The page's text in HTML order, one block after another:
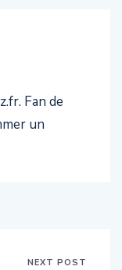
Fan de
un
NEXT POST